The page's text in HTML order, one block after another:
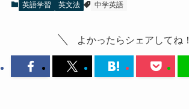
英語学習 英文法 中学英語
よかったらシェアしてね！